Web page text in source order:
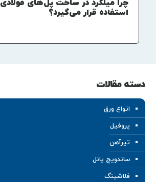
چرا میلگرد در ساخت پل‌های
استفاده قرار می‌گیرد؟
دسته مقالات
انواع ورق
پروفیل
تیرآهن
ساندویچ پانل
فلاشینگ